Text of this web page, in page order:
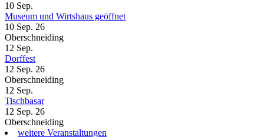
10 Sep.
Museum und Wirtshaus geöffnet
10 Sep. 26
Oberschneiding
12 Sep.
Dorffest
12 Sep. 26
Oberschneiding
12 Sep.
Tischbasar
12 Sep. 26
Oberschneiding
weitere Veranstaltungen